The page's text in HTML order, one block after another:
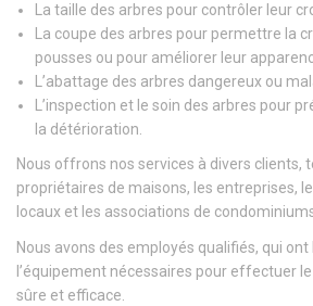
La taille des arbres pour contrôler leur
La coupe des arbres pour permettre la
pousses ou pour améliorer leur
L’abattage des arbres dangereux ou
L’inspection et le soin des arbres pour
la détérioration.
Nous offrons nos services à divers clients,
propriétaires de maisons, les entreprises,
locaux et les associations de
Nous avons des employés qualifiés, qui
l’équipement nécessaires pour effectuer
sûre et efficace.